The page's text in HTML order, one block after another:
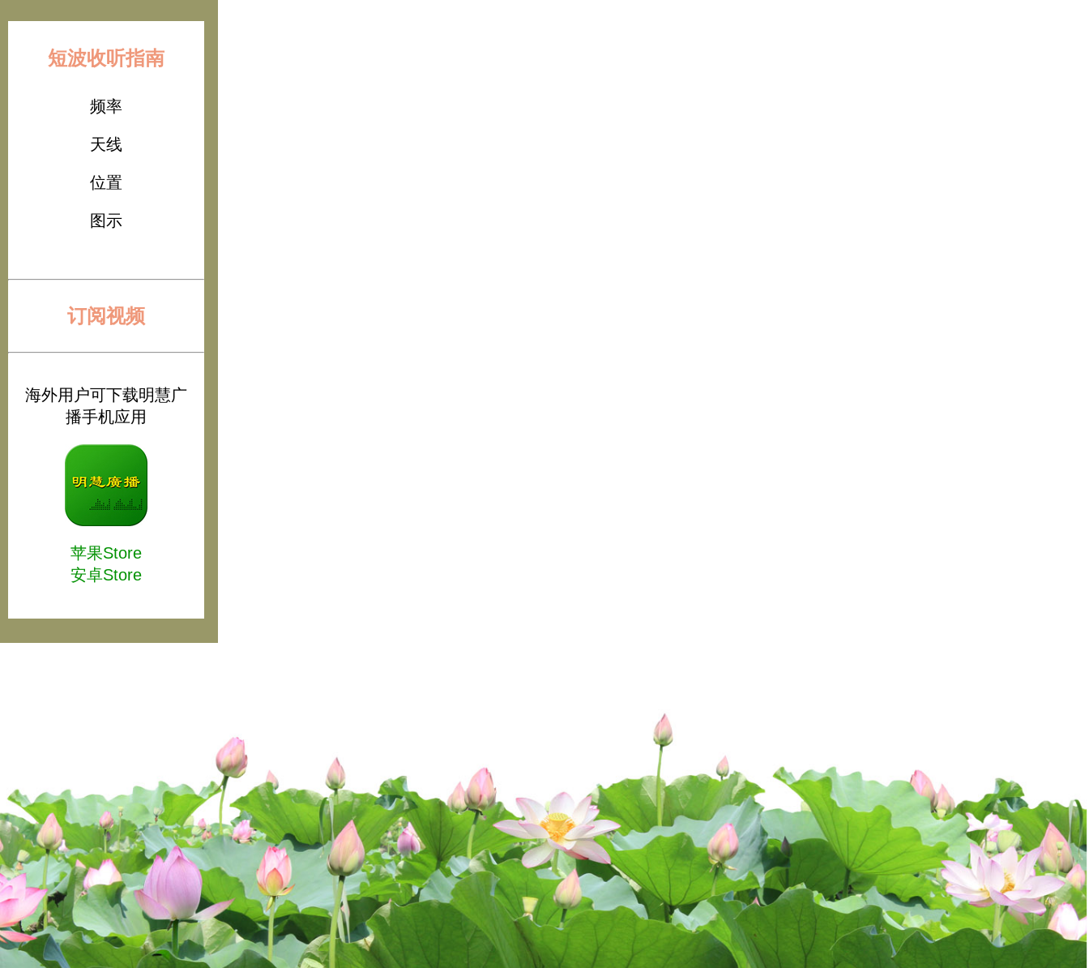
短波收听指南
频率
天线
位置
图示
订阅视频
海外用户可下载明慧广
播手机应用
苹果Store
安卓Store